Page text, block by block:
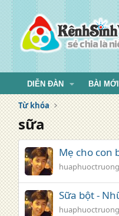
DIỄN ĐÀN BÀI MỚI
Từ khóa
sữa
Mẹ cho con
huaphuoctruong
Sữa bột -
huaphuoctruong